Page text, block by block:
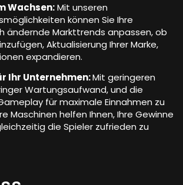
Wachsen:Mit unseren
können Sie Ihre
ändernde Markttrends anpassen, ob
Aktualisierung Ihrer Marke,
expandieren.
Ihr Unternehmen:Mit geringeren
Wartungsaufwand, und die
für maximale Einnahmen zu
Maschinen helfen Ihnen, Ihre Gewinne
die Spieler zufrieden zu